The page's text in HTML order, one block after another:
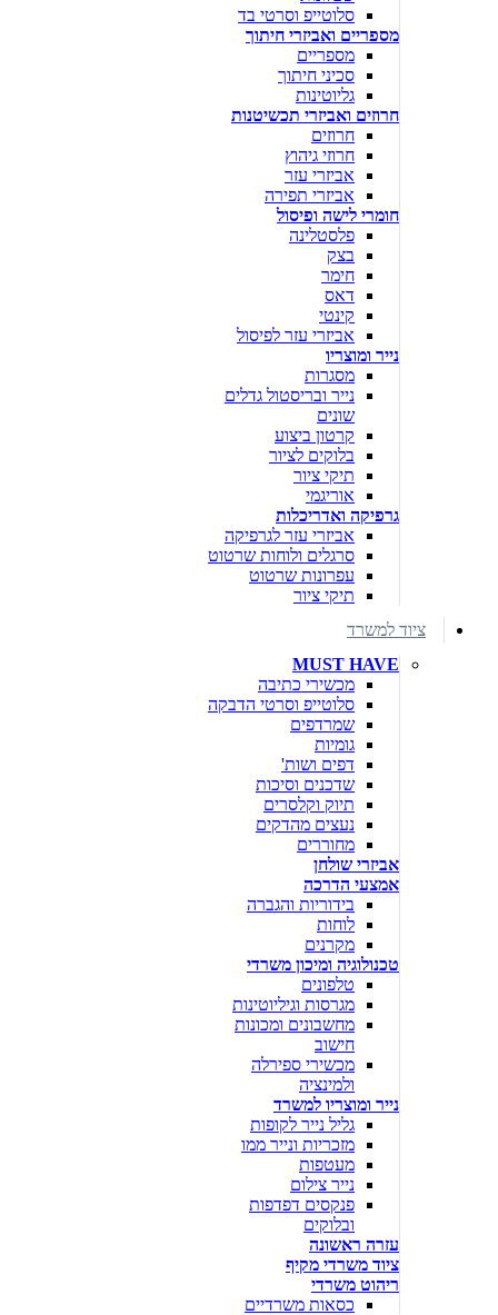
סלוטייפ וסרטי בד
מספריים ואביזרי חיתוך
מספריים
סכיני חיתוך
גליוטינות
חרוזים ואביזרי תכשיטנות
חרוזים
חרוזי גיהוץ
אביזרי עזר
אביזרי תפירה
חומרי לישה ופיסול
פלסטלינה
בצק
חימר
דאס
קינטי
אביזרי עזר לפיסול
נייר ומוצריו
מסגרות
נייר ובריסטול גדלים
שונים
קרטון ביצוע
בלוקים לציור
תיקי ציור
אוריגמי
גרפיקה ואדריכלות
אביזרי עזר לגרפיקה
סרגלים ולוחות שרטוט
עפרונות שרטוט
תיקי ציור
ציוד למשרד
MUST HAVE
מכשירי כתיבה
סלוטייפ וסרטי הדבקה
שמרדפים
גומיות
דפים ושות'
שדכנים וסיכות
תיוק וקלסרים
נעצים מהדקים
מחוררים
אביזרי שולחן
אמצעי הדרכה
בידוריות והגברה
לוחות
מקרנים
טכנולוגיה ומיכון משרדי
טלפונים
מגרסות וגיליוטינות
מחשבונים ומכונות
חישוב
מכשירי ספירלה
ולמינציה
נייר ומוצריו למשרד
גליל נייר לקופות
מזכריות ונייר ממו
מעטפות
נייר צילום
פנקסים דפדפות
ובלוקים
עזרה ראשונה
ציוד משרדי מקיף
ריהוט משרדי
כסאות משרדיים